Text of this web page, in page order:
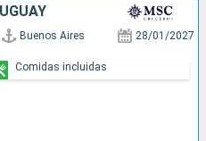
Buenos Aires 28/01/2027
Comidas incluidas